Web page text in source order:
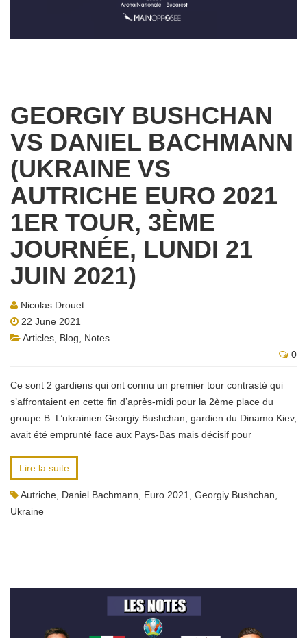
GEORGIY BUSHCHAN
VS DANIEL BACHMANN
(UKRAINE VS
AUTRICHE EURO 2021
1ER TOUR, 3ÈME
JOURNÉE, LUNDI 21
JUIN 2021)
Nicolas Drouet
22 June 2021
Articles Blog
Notes
0
Ce sont 2 gardiens qui ont connu un premier tour contrasté qui
s’affrontaient en cette fin d’après-midi pour la 2ème place du
groupe B. L’ukrainien Georgiy Bushchan, gardien du Dinamo Kiev,
avait été emprunté face aux Pays-Bas mais décisif pour
Lire la suite
Autriche Daniel Bachmann Euro 2021 Georgiy Bushchan
Ukraine